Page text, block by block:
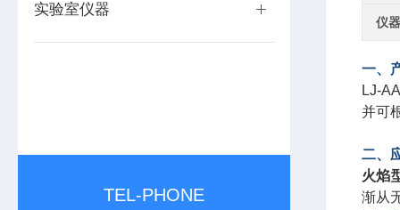
实验室仪器
TEL-PHONE
仪
一、
LJ-
并可
二、
火焰
渐从